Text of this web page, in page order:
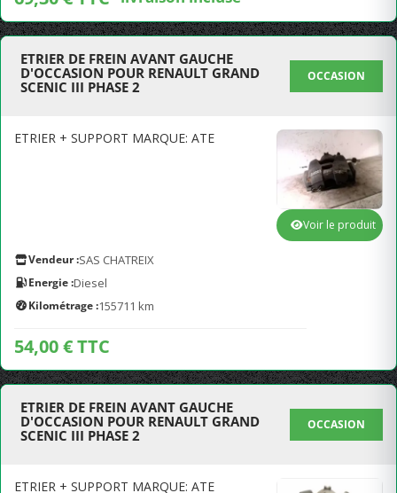
ETRIER DE FREIN AVANT GAUCHE
D'OCCASION POUR RENAULT GRAND
SCENIC III PHASE 2
OCCASION
ETRIER + SUPPORT MARQUE: ATE
Vendeur :SAS CHATREIX
Energie :Diesel
Kilométrage :155711 km
54,00 € TTC
Voir le produit
ETRIER DE FREIN AVANT GAUCHE
D'OCCASION POUR RENAULT GRAND
SCENIC III PHASE 2
OCCASION
ETRIER + SUPPORT MARQUE: ATE